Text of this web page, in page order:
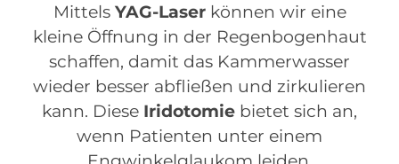
Mittels YAG-Laserkönnen wir eine
kleine Öffnung in der Regenbogenhaut
schaffen, damit das Kammerwasser
wieder besser abfließen und zirkulieren
kann. Diese Iridotomie bietet sich an,
wenn Patienten unter einem